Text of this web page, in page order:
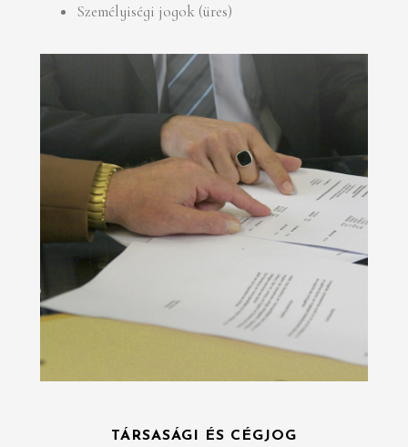
Személyiségi jogok (üres)
TÁRSASÁGI ÉS CÉGJOG